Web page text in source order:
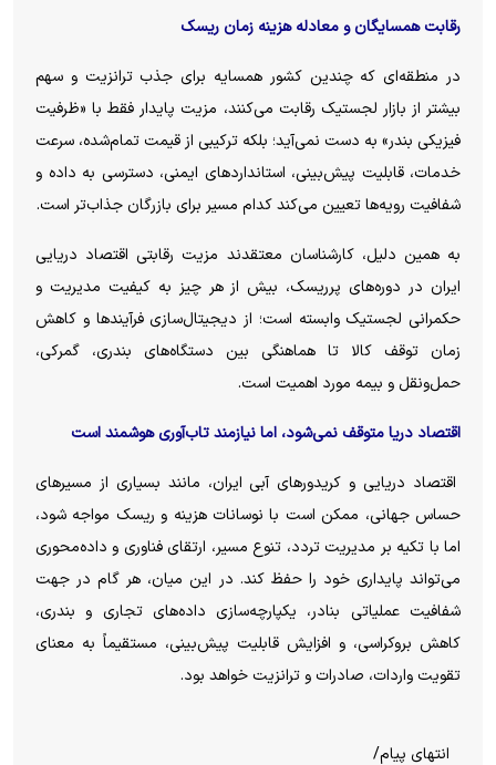
رقابت همسایگان و معادله هزینه زمان ریسک
در منطقه‌ای که چندین کشور همسایه برای جذب ترانزیت و سهم
بیشتر از بازار لجستیک رقابت می‌کنند، مزیت پایدار فقط با «ظرفیت
فیزیکی بندر» به دست نمی‌آید؛ بلکه ترکیبی از قیمت تمام‌شده، سرعت
خدمات، قابلیت پیش‌بینی، استاندارد‌های ایمنی، دسترسی به داده و
شفافیت رویه‌ها تعیین می‌کند کدام مسیر برای بازرگان جذاب‌تر است.
به همین دلیل، کارشناسان معتقدند مزیت رقابتی اقتصاد دریایی
ایران در دوره‌های پرریسک، بیش از هر چیز به کیفیت مدیریت و
حکمرانی لجستیک وابسته است؛ از دیجیتال‌سازی فرآیند‌ها و کاهش
زمان توقف کالا تا هماهنگی بین دستگاه‌های بندری، گمرکی،
حمل‌ونقل و بیمه مورد اهمیت است.
اقتصاد دریا متوقف نمی‌شود، اما نیازمند تاب‌آوری هوشمند است
اقتصاد دریایی و کریدور‌های آبی ایران، مانند بسیاری از مسیر‌های
حساس جهانی، ممکن است با نوسانات هزینه و ریسک مواجه شود،
اما با تکیه بر مدیریت تردد، تنوع مسیر، ارتقای فناوری و داده‌محوری
می‌تواند پایداری خود را حفظ کند. در این میان، هر گام در جهت
شفافیت عملیاتی بنادر، یکپارچه‌سازی داده‌های تجاری و بندری،
کاهش بروکراسی، و افزایش قابلیت پیش‌بینی، مستقیماً به معنای
تقویت واردات، صادرات و ترانزیت خواهد بود.
انتهای پیام/